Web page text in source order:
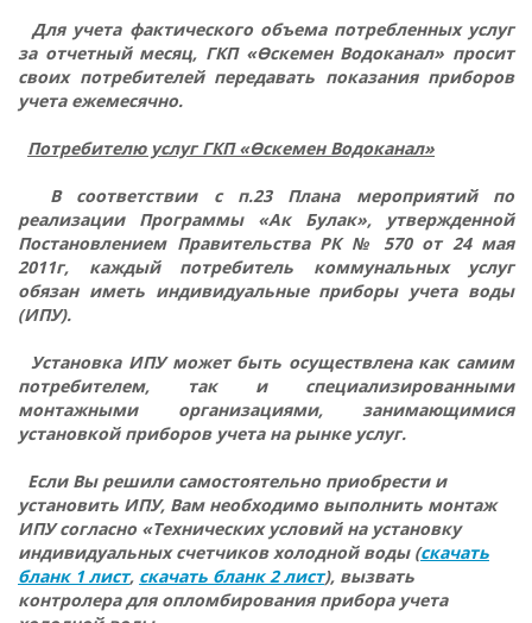
Для учета фактического объема потребленных услуг
за отчетный месяц, ГКП «Өскемен Водоканал» просит
своих потребителей передавать показания приборов
учета ежемесячно.
Потребителю услуг ГКП «Өскемен Водоканал»
В соответствии с п.23 Плана мероприятий по
реализации Программы «Ак Булак», утвержденной
Постановлением Правительства РК № 570 от 24 мая
2011г, каждый потребитель коммунальных услуг
обязан иметь индивидуальные приборы учета воды
(ИПУ).
Установка ИПУ может быть осуществлена как самим
потребителем, так и специализированными
монтажными организациями, занимающимися
установкой приборов учета на рынке услуг.
Если Вы решили самостоятельно приобрести и
установить ИПУ, Вам необходимо выполнить монтаж
ИПУ согласно «Технических условий на установку
индивидуальных счетчиков холодной воды (скачать
бланк 1 лист, скачать бланк 2 лист), вызвать
контролера для опломбирования прибора учета